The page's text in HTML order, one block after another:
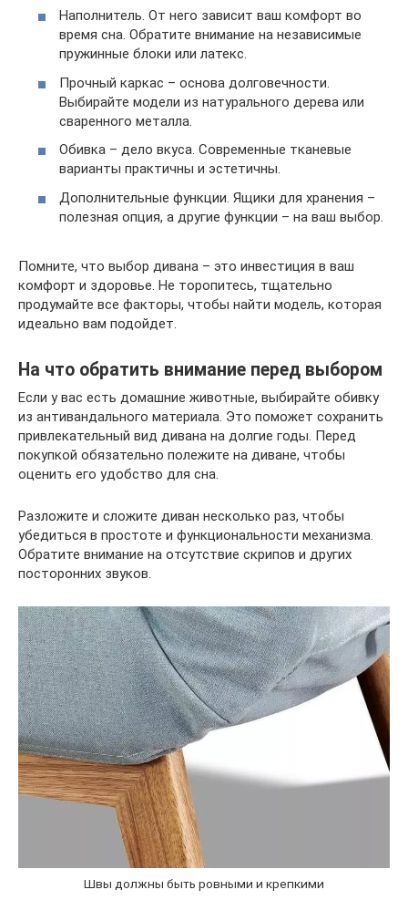
Наполнитель. От него зависит ваш комфорт во
время сна. Обратите внимание на независимые
пружинные блоки или латекс.
Прочный каркас – основа долговечности.
Выбирайте модели из натурального дерева или
сваренного металла.
Обивка – дело вкуса. Современные тканевые
варианты практичны и эстетичны.
Дополнительные функции. Ящики для хранения –
полезная опция, а другие функции – на ваш выбор.
Помните, что выбор дивана – это инвестиция в ваш
комфорт и здоровье. Не торопитесь, тщательно
продумайте все факторы, чтобы найти модель, которая
идеально вам подойдет.
На что обратить внимание перед выбором
Если у вас есть домашние животные, выбирайте обивку
из антивандального материала. Это поможет сохранить
привлекательный вид дивана на долгие годы. Перед
покупкой обязательно полежите на диване, чтобы
оценить его удобство для сна.
Разложите и сложите диван несколько раз, чтобы
убедиться в простоте и функциональности механизма.
Обратите внимание на отсутствие скрипов и других
посторонних звуков.
Швы должны быть ровными и крепкими